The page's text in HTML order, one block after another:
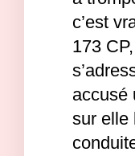
c’est
173
accusé
sur elle